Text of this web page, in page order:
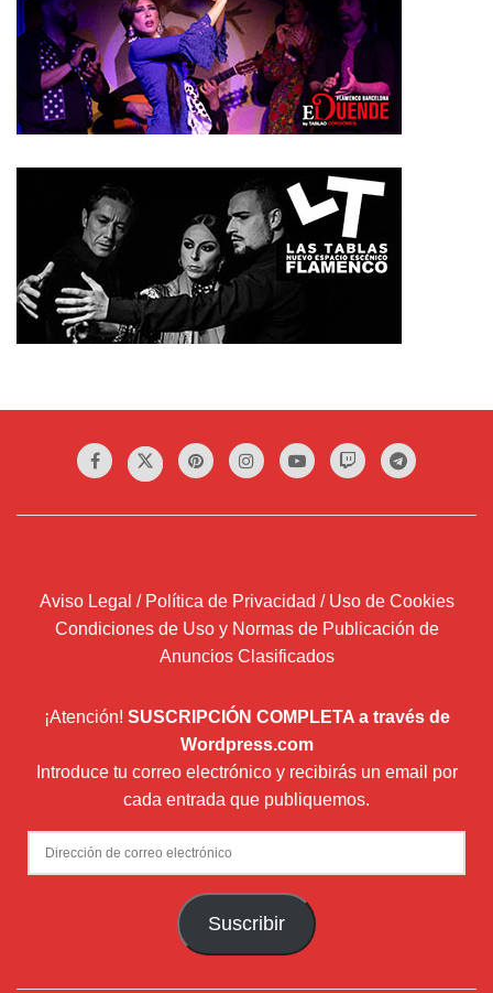
Aviso Legal / Política de Privacidad / Uso de Cookies
Condiciones de Uso y Normas de Publicación de
Anuncios Clasificados
¡Atención! SUSCRIPCIÓN COMPLETA a través de
Wordpress.com
Introduce tu correo electrónico y recibirás un email por
cada entrada que publiquemos.
Dirección
de
Suscribir